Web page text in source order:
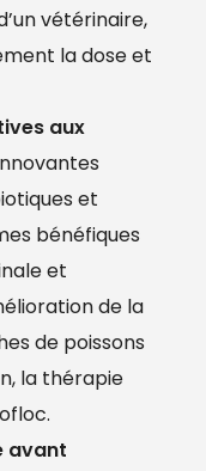
vétérinaire,
la dose et
aux
et
bénéfiques
et
de la
de poissons
la thérapie
avant